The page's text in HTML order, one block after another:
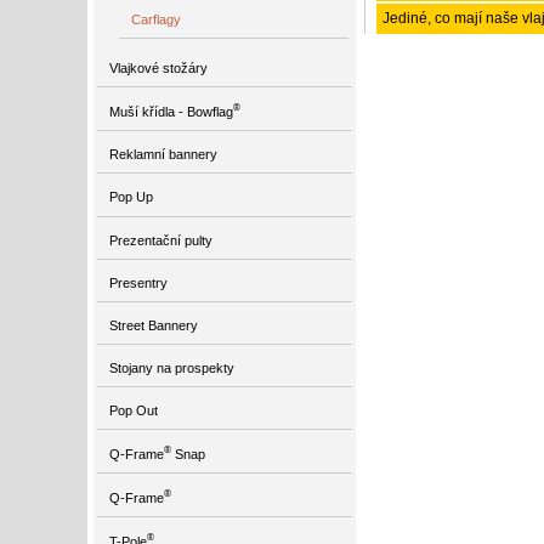
Jediné, co mají naše
Carflagy
Vlajkové stožáry
Muší křídla - Bowflag®
Reklamní bannery
Pop Up
Prezentační pulty
Presentry
Street Bannery
Stojany na prospekty
Pop Out
Q-Frame®Snap
Q-Frame®
®